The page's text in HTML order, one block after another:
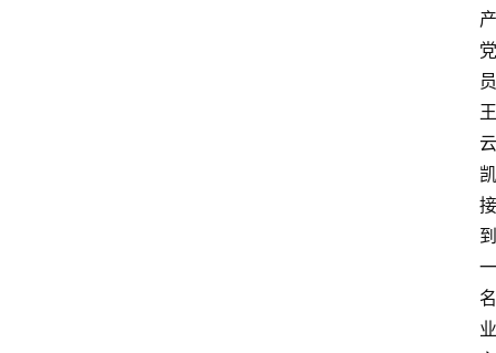
产
党
员
王
云
凯
接
到
一
名
业